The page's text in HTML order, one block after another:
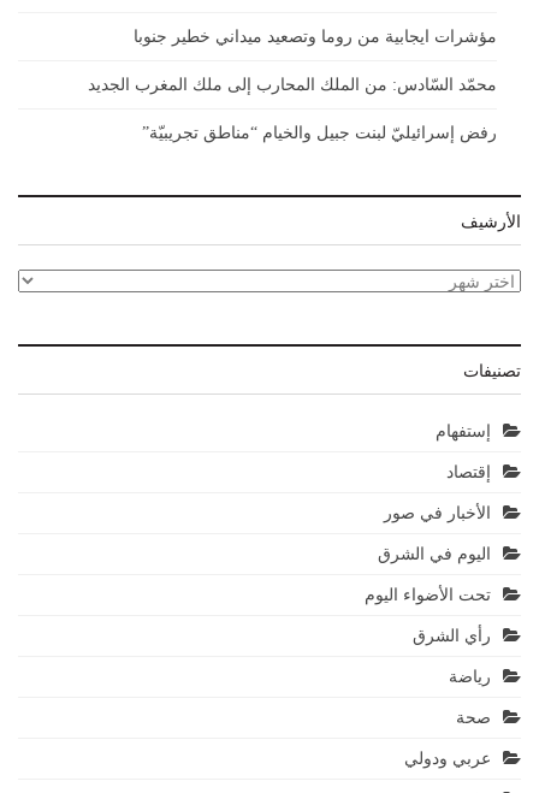
مؤشرات ايجابية من روما وتصعيد ميداني خطير جنوبا
محمّد السّادس: من الملك المحارب إلى ملك المغرب الجديد
رفض إسرائيليّ لبنت جبيل والخيام “مناطق تجريبيّة”
الأرشيف
الأرشيف
تصنيفات
إستفهام
إقتصاد
الأخبار في صور
اليوم في الشرق
تحت الأضواء اليوم
رأي الشرق
رياضة
صحة
عربي ودولي